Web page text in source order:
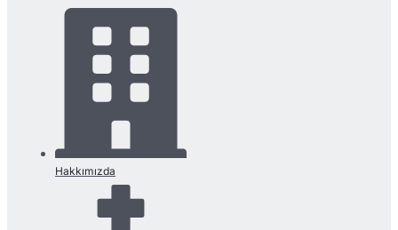
Hakkımızda